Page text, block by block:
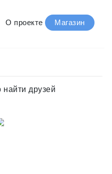
О проекте Магазин
друзей